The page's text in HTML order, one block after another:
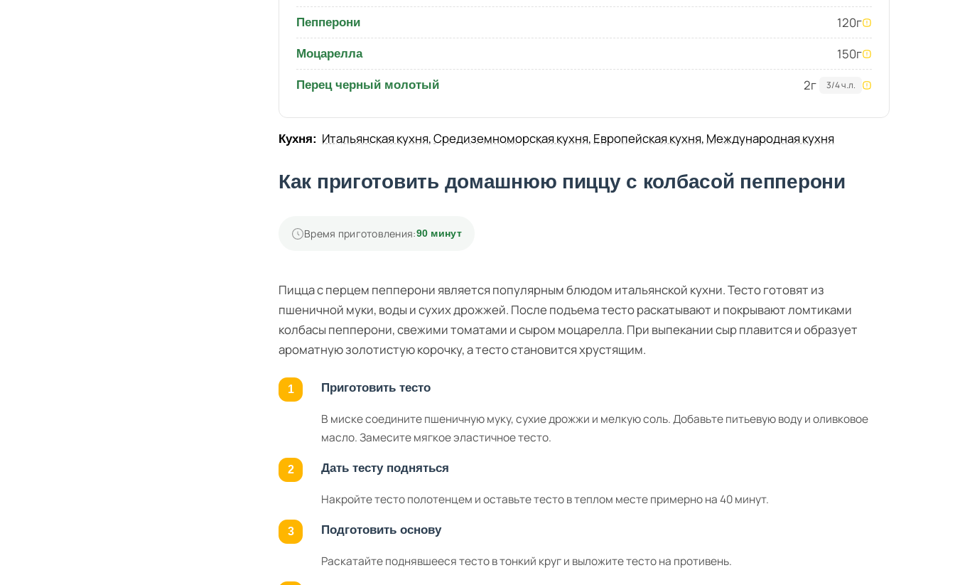
Пепперони 120г
Моцарелла 150г
Перец черный молотый 2г 3/4 ч.л.
Кухня: Итальянская кухня,Средиземноморская кухня, Европейская кухня, Международная кухня
Как приготовить домашнюю пиццу с колбасой пепперони
Время приготовления:90 минут
Пицца с перцем пепперони является популярным блюдом итальянской кухни. Тесто готовят из
пшеничной муки, воды и сухих дрожжей. После подъема тесто раскатывают и покрывают ломтиками
колбасы пепперони, свежими томатами и сыром моцарелла. При выпекании сыр плавится и образует
ароматную золотистую корочку, а тесто становится хрустящим.
Приготовить тесто
В миске соедините пшеничную муку, сухие дрожжи и мелкую соль. Добавьте питьевую воду и оливковое
масло. Замесите мягкое эластичное тесто.
Дать тесту подняться
Накройте тесто полотенцем и оставьте тесто в теплом месте примерно на 40 минут.
Подготовить основу
Раскатайте поднявшееся тесто в тонкий круг и выложите тесто на противень.